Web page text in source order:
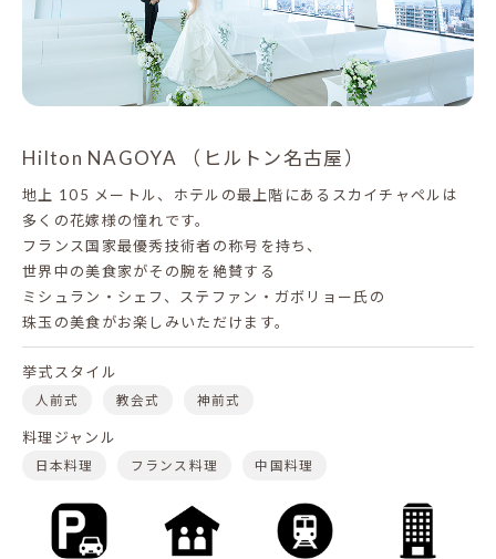
Hilton NAGOYA （ヒルトン名古屋）
地上 105 メートル、ホテルの最上階にあるスカイチャペルは
多くの花嫁様の憧れです。
フランス国家最優秀技術者の称号を持ち、
世界中の美食家がその腕を絶賛する
ミシュラン・シェフ、ステファン・ガボリョー氏の
珠玉の美食がお楽しみいただけます。
挙式スタイル
人前式 教会式 神前式
料理ジャンル
日本料理 フランス料理 中国料理